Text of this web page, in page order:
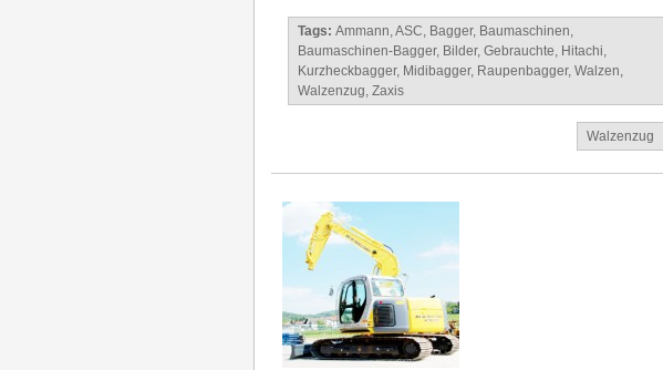
Tags: Ammann,ASC, Bagger, Baumaschinen,
Baumaschinen-Bagger, Bilder, Gebrauchte, Hitachi,
Kurzheckbagger, Midibagger, Raupenbagger, Walzen,
Walzenzug, Zaxis
Walzenzug